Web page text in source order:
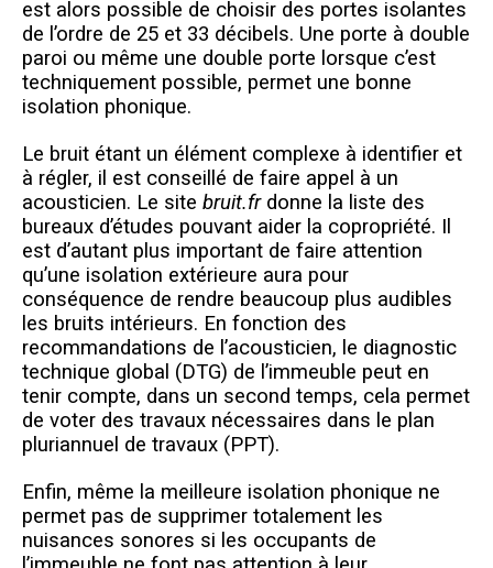
est alors possible de choisir des portes isolantes
de l’ordre de 25 et 33 décibels. Une porte à double
paroi ou même une double porte lorsque c’est
techniquement possible, permet une bonne
isolation phonique.
Le bruit étant un élément complexe à identifier et
à régler, il est conseillé de faire appel à un
acousticien. Le site bruit.frdonne la liste des
bureaux d’études pouvant aider la copropriété. Il
est d’autant plus important de faire attention
qu’une isolation extérieure aura pour
conséquence de rendre beaucoup plus audibles
les bruits intérieurs. En fonction des
recommandations de l’acousticien, le diagnostic
technique global (DTG) de l’immeuble peut en
tenir compte, dans un second temps, cela permet
de voter des travaux nécessaires dans le plan
pluriannuel de travaux (PPT).
Enfin, même la meilleure isolation phonique ne
permet pas de supprimer totalement les
nuisances sonores si les occupants de